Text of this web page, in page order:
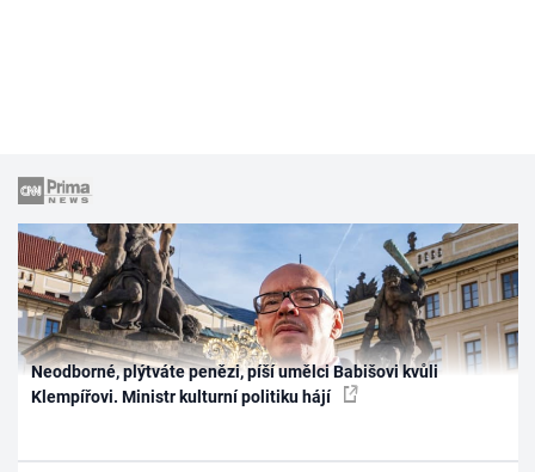
Neodborné, plýtváte penězi, píší umělci Babišovi kvůli
Klempířovi. Ministr kulturní politiku hájí